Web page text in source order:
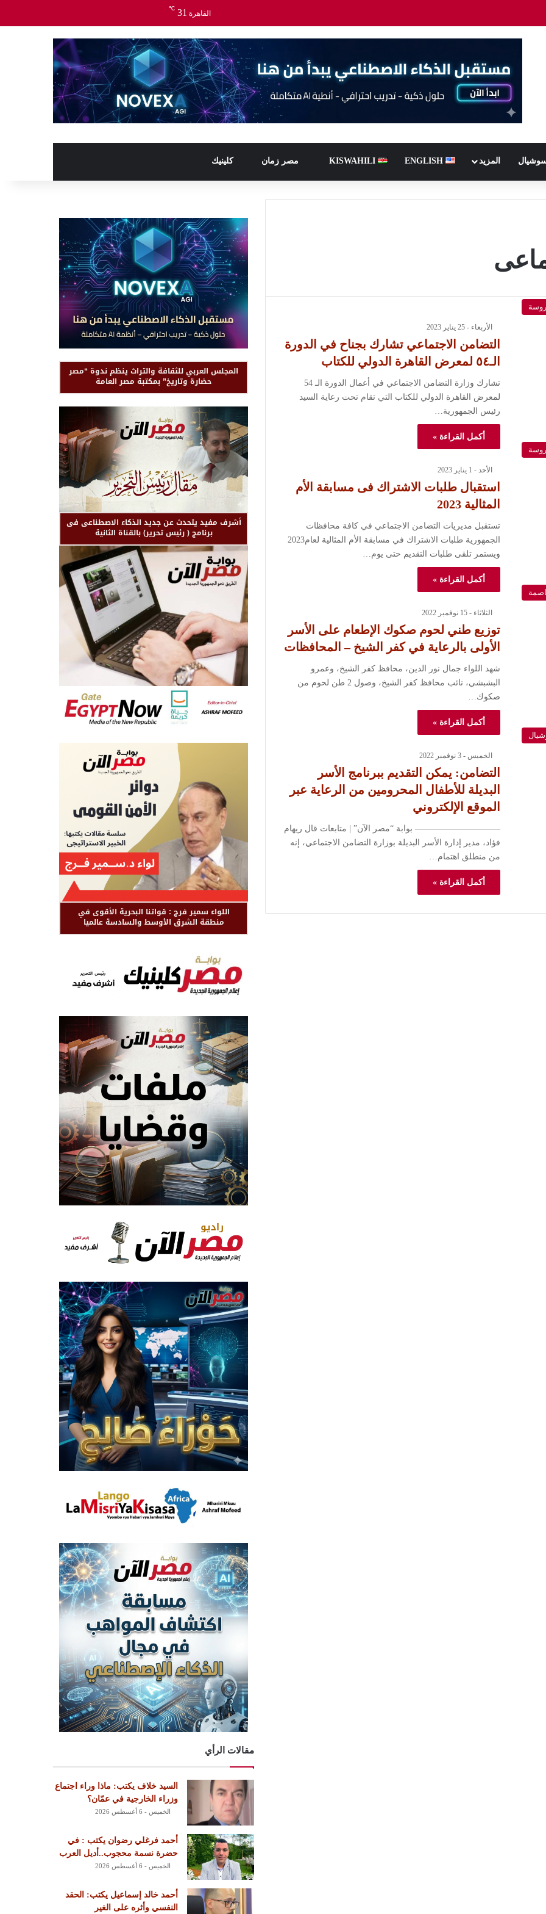
القاهرة 31
℃
المزيد ENGLISH
KISWAHILI مصر زمان كلينيك
الأربعاء - 25 يناير 2023
التضامن الاجتماعي تشارك بجناح في الدورة
الـ٥٤ لمعرض القاهرة الدولي للكتاب
تشارك وزارة التضامن الاجتماعي في أعمال الدورة الـ 54
لمعرض القاهرة الدولي للكتاب التي تقام تحت رعاية السيد
رئيس الجمهورية…
أكمل القراءة »
الأحد - 1 يناير 2023
استقبال طلبات الاشتراك فى مسابقة الأم
المثالية 2023
تستقبل مديريات التضامن الاجتماعي في كافة محافظات
الجمهورية طلبات الاشتراك في مسابقة الأم المثالية لعام2023
ويستمر تلقى طلبات التقديم حتى يوم…
أكمل القراءة »
الثلاثاء - 15 نوفمبر 2022
توزيع طني لحوم صكوك الإطعام على الأسر
الأولى بالرعاية في كفر الشيخ – المحافظات
شهد اللواء جمال نور الدين، محافظ كفر الشيخ، وعمرو
البشبشي، نائب محافظ كفر الشيخ، وصول 2 طن لحوم من
صكوك…
أكمل القراءة »
الخميس - 3 نوفمبر 2022
التضامن: يمكن التقديم ببرنامج الأسر
البديلة للأطفال المحرومين من الرعاية عبر
الموقع الإلكتروني
—————————— بوابة “مصر الآن” | متابعات قال ريهام
فؤاد، مدير إدارة الأسر البديلة بوزارة التضامن الاجتماعي، إنه
من منطلق اهتمام…
أكمل القراءة »
المجلس العربي للثقافة والتراث ينظم ندوة “مصر
حضارة وتاريخ” بمكتبة مصر العامة
أشرف مفيد يتحدث عن جديد الذكاء الاصطناعى فى
برنامج ( رئيس تحرير) بالقناة الثانية
اللواء سمير فرج : قواتنا البحرية الأقوى في
منطقة الشرق الأوسط والسادسة عالميا
مقالات الرأي
السيد خلاف يكتب: ماذا وراء اجتماع
وزراء الخارجية في عمّان؟
الخميس - 6 أغسطس 2026
أحمد فرغلي رضوان يكتب : في
حضرة نسمة محجوب..أديل العرب
الخميس - 6 أغسطس 2026
أحمد خالد إسماعيل يكتب: الحقد
النفسي وأثره على الغير